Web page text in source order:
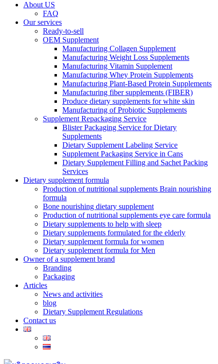
About US
FAQ
Our services
Ready-to-sell
OEM Supplement
Manufacturing Collagen Supplement
Manufacturing Weight Loss Supplements
Manufacturing Vitamin Supplement
Manufacturing Whey Protein Supplements
Manufacturing Plant-Based Protein Supplements
Manufacturing fiber supplements (FIBER)
Produce dietary supplements for white skin
Manufacturing of Probiotic Supplements
Supplement Repackaging Service
Blister Packaging Service for Dietary
Supplements​
Dietary Supplement Labeling Service
Supplement Packaging Service in Cans
Dietary Supplement Filling and Sachet Packing
Services
Dietary supplement formula
Production of nutritional supplements Brain nourishing
formula
Bone nourishing dietary supplement
Production of nutritional supplements eye care formula
Dietary supplements to help with sleep
Dietary supplements formulated for the elderly
Dietary supplement formula for women
Dietary supplement formula for Men
Owner of a supplement brand
Branding
Packaging
Articles
News and activities
blog
Dietary Supplement Regulations
Contact us